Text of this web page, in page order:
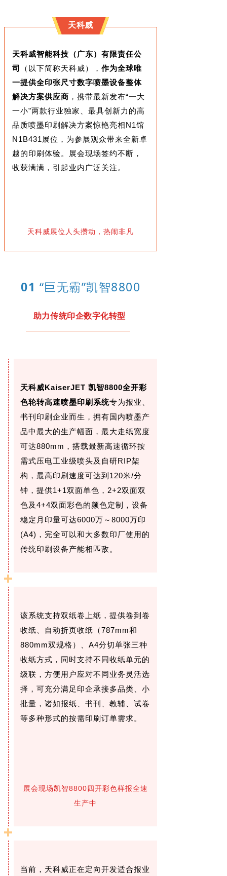
天科威
天科威智能科技（广东）有限责任公
司
（以下简称天科威）， 作为全球唯
一提供全印张尺寸数字喷墨设备整体
解决方案供应商 ，携带最新发布“一大
一小”两款行业独家、最具创新力的高
品质喷墨印刷解决方案惊艳亮相N1馆
N1B431展位，为参展观众带来全新卓
越的印刷体验。展会现场签约不断，
收获满满，引起业内广泛关注。
天科威展位人头攒动，热闹非凡
01 “巨无霸”凯智8800
助力传统印企数字化转型
天科威KaiserJET 凯智8800全开彩
色轮转高速喷墨印刷系统专为报业、
书刊印刷企业而生，拥有国内喷墨产
品中最大的生产幅面，最大走纸宽度
可达880mm，搭载最新高速循环按
需式压电工业级喷头及自研RIP架
构，最高印刷速度可达到120米/分
钟，提供1+1双面单色，2+2双面双
色及4+4双面彩色的颜色定制，设备
稳定月印量可达6000万～8000万印
(A4)，完全可以和大多数印厂使用的
传统印刷设备产能相匹敌。
该系统支持双纸卷上纸，提供卷到卷
收纸、自动折页收纸（787mm和
880mm双规格）、A4分切单张三种
收纸方式，同时支持不同收纸单元的
级联，方便用户应对不同业务灵活选
择，可充分满足印企承接多品类、小
批量，诸如报纸、书刊、教辅、试卷
等多种形式的按需印刷订单需求。
展会现场凯智8800四开彩色样报全速
生产中
当前，天科威正在定向开发适合报业